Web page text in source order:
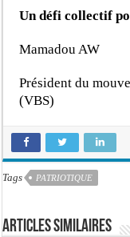
Un défi collectif
Mamadou AW
Président du
(VBS)
Tags PATRIOTIQUE
Articles similaires